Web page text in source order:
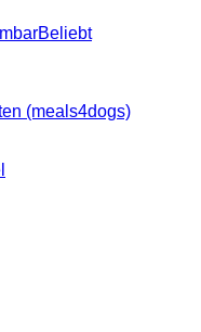
(meals4dogs)